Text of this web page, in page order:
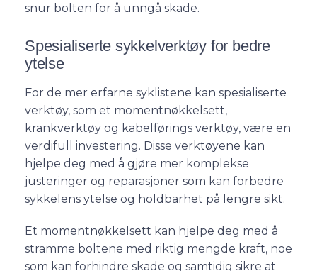
snur bolten for å unngå skade.
Spesialiserte sykkelverktøy for bedre
ytelse
For de mer erfarne syklistene kan spesialiserte
verktøy, som et momentnøkkelsett,
krankverktøy og kabelførings verktøy, være en
verdifull investering. Disse verktøyene kan
hjelpe deg med å gjøre mer komplekse
justeringer og reparasjoner som kan forbedre
sykkelens ytelse og holdbarhet på lengre sikt.
Et momentnøkkelsett kan hjelpe deg med å
stramme boltene med riktig mengde kraft, noe
som kan forhindre skade og samtidig sikre at